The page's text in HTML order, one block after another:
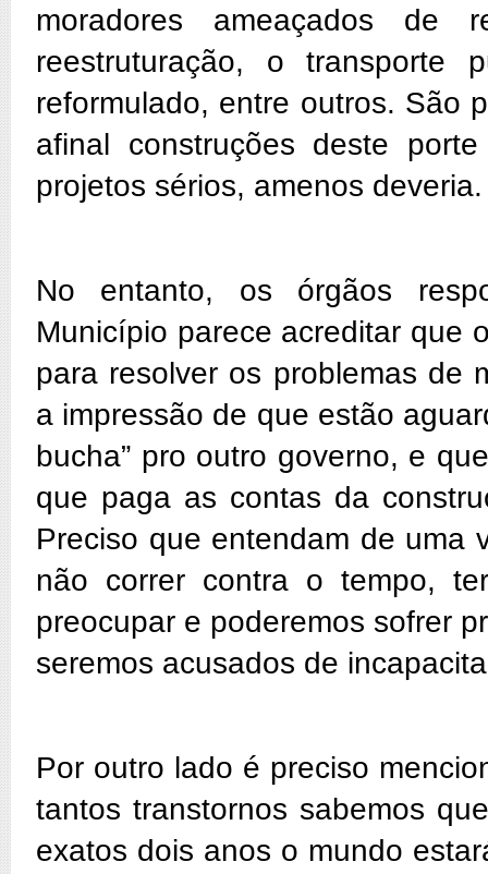
moradores ameaçados de
reestruturação, o transporte
reformulado, entre outros. São
afinal construções deste
projetos sérios, amenos deveria.
No entanto, os órgãos
Município parece acreditar que
para resolver os problemas de
a impressão de que estão
bucha” pro outro governo, e
que paga as contas da
Preciso que entendam de uma
não correr contra o tempo,
preocupar e poderemos sofrer
seremos acusados de
Por outro lado é preciso
tantos transtornos sabemos
exatos dois anos o mundo